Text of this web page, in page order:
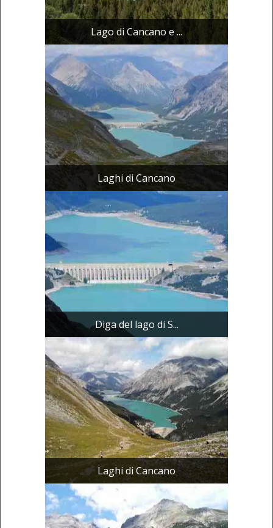
Lago di Cancano e ...
Laghi di Cancano
Diga del lago di S...
Laghi di Cancano